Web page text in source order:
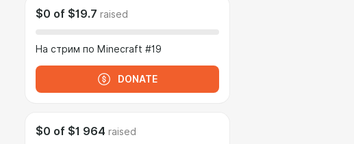
$0 of $19.7 raised
На стрим по Minecraft #19
DONATE
$0 of $1 964 raised